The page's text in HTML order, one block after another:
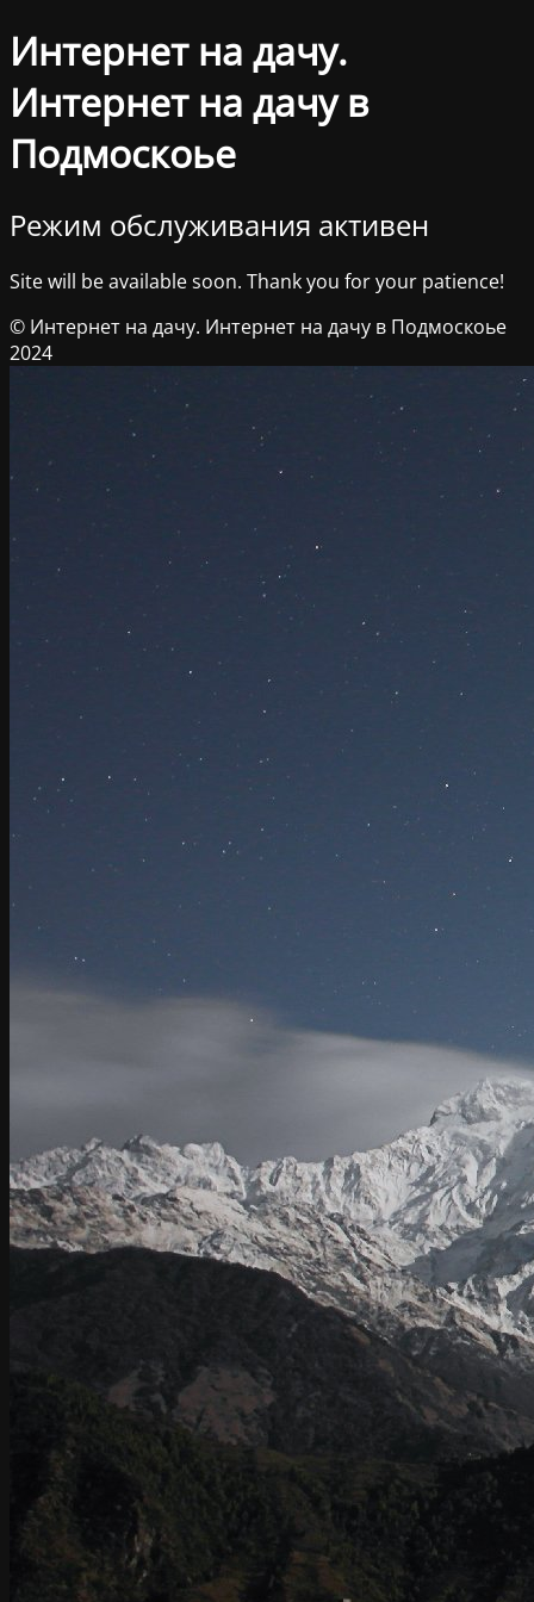
Интернет на дачу.
Интернет на дачу в
Подмоскоье
Режим обслуживания активен
Site will be available soon. Thank you for your patience!
© Интернет на дачу. Интернет на дачу в Подмоскоье
2024